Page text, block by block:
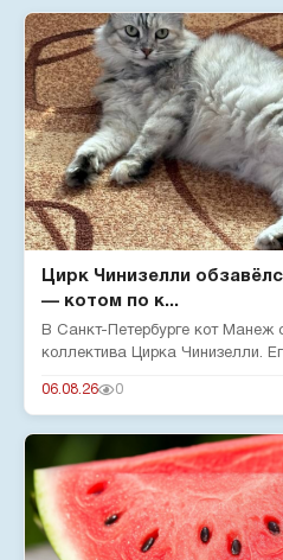
Цирк Чинизелли
— котом по к...
В Санкт-Петербурге кот Манеж
коллектива Цирка Чинизелли.
06.08.26 0